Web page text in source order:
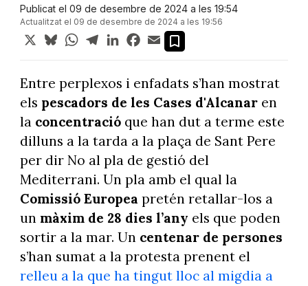
Publicat el 09 de desembre de 2024 a les 19:54
Actualitzat el 09 de desembre de 2024 a les 19:56
X BlueskyWhatsApp
TelegramLinkedInFacebook
Email
Entre perplexos i enfadats s’han mostrat
els pescadors de les Cases d'Alcanar en
la concentracióque han dut a terme este
dilluns a la tarda a la plaça de Sant Pere
per dir No al pla de gestió del
Mediterrani. Un pla amb el qual la
Comissió Europea pretén retallar-los a
un màxim de 28 dies l’any els que poden
sortir a la mar. Un centenar de persones
s’han sumat a la protesta prenent el
relleu a la que ha tingut lloc al migdia a